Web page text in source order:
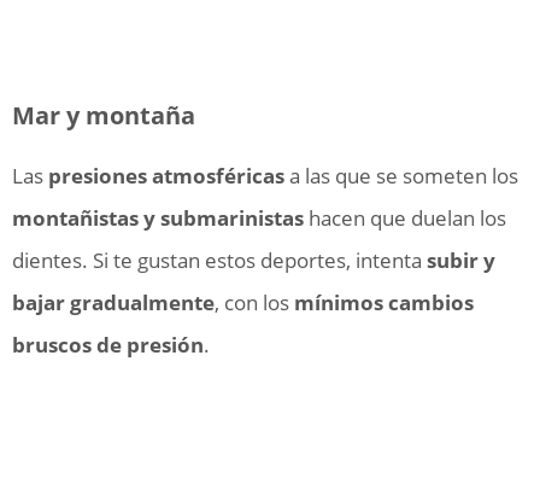
Mar y montaña
Las presiones atmosféricasa las que se someten los
montañistas y submarinistas hacen que duelan los
dientes. Si te gustan estos deportes, intenta subir y
bajar gradualmente, con los mínimos cambios
bruscos de presión.